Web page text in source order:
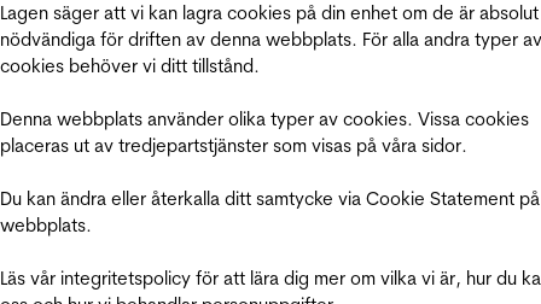
Lagen säger att vi kan lagra cookies på din enhet om de är absolut
nödvändiga för driften av denna webbplats. För alla andra typer av
cookies behöver vi ditt tillstånd.
Denna webbplats använder olika typer av cookies. Vissa cookies
placeras ut av tredjepartstjänster som visas på våra sidor.
Du kan ändra eller återkalla ditt samtycke via Cookie Statement
webbplats.
Läs vår integritetspolicy för att lära dig mer om vilka vi är, hur du